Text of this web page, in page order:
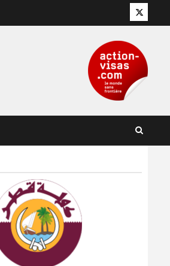
Twitter